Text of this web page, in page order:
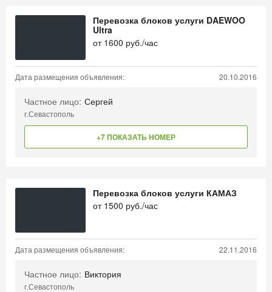
Перевозка блоков услуги DAEWOO
Ultra
от 1600 руб./час
Дата размещения объявления: 20.10.2016
Частное лицо: Сергей
г.Севастополь
+7 ПОКАЗАТЬ НОМЕР
Перевозка блоков услуги КАМАЗ
от 1500 руб./час
Дата размещения объявления: 22.11.2016
Частное лицо: Виктория
г.Севастополь